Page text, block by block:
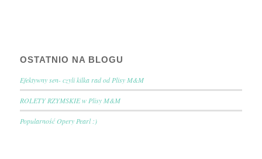
OSTATNIO NA BLOGU
Efektywny sen- czyli kilka rad od Plisy M&M
ROLETY RZYMSKIE w Plisy M&M
Popularność Opery Pearl :)